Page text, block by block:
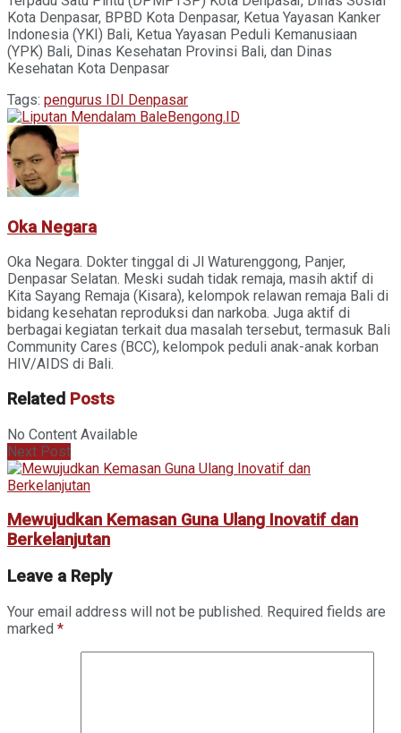
Kota Denpasar, BPBD Kota Denpasar, Ketua Yayasan Kanker
Indonesia (YKI) Bali, Ketua Yayasan Peduli Kemanusiaan
(YPK) Bali, Dinas Kesehatan Provinsi Bali, dan Dinas
Kesehatan Kota Denpasar
Tags: pengurus IDI Denpasar
Oka Negara
Oka Negara. Dokter tinggal di Jl Waturenggong, Panjer,
Denpasar Selatan. Meski sudah tidak remaja, masih aktif di
Kita Sayang Remaja (Kisara), kelompok relawan remaja Bali di
bidang kesehatan reproduksi dan narkoba. Juga aktif di
berbagai kegiatan terkait dua masalah tersebut, termasuk Bali
Community Cares (BCC), kelompok peduli anak-anak korban
HIV/AIDS di Bali.
Related Posts
No Content Available
Next Post
Mewujudkan Kemasan Guna Ulang Inovatif dan
Berkelanjutan
Leave a Reply
Your email address will not be published. Required fields are
marked *